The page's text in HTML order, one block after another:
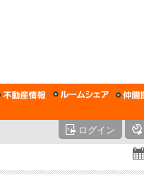
ログイン